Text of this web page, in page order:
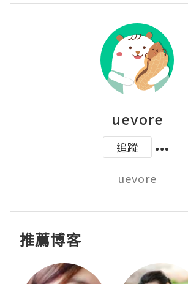
uevore
追蹤
uevore
推薦博客